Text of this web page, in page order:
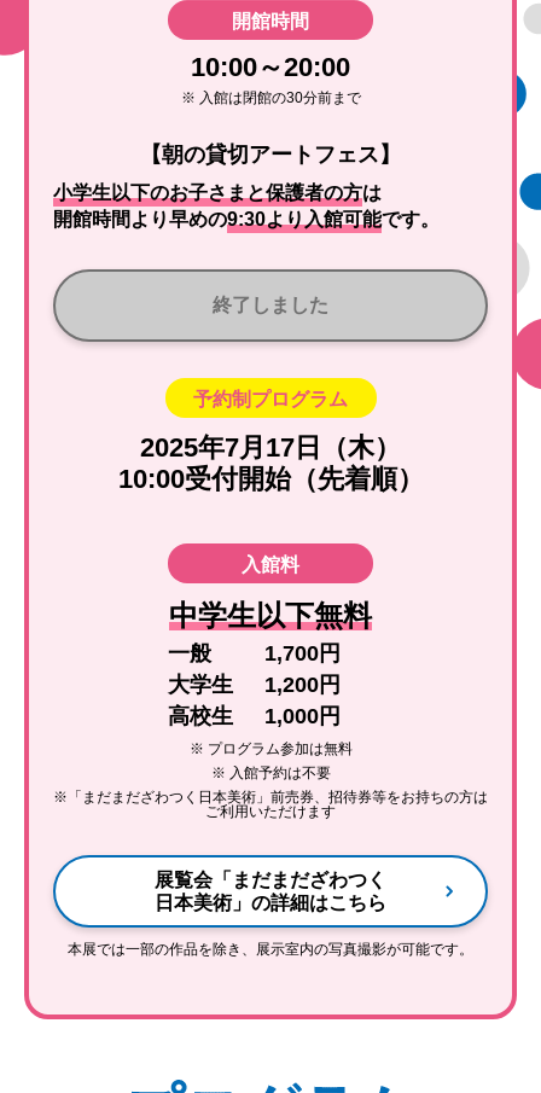
開館時間
10:00～20:00
※ 入館は閉館の30分前まで
【朝の貸切アートフェス】
小学生以下のお子さまと保護者の方は
開館時間より早めの9:30より入館可能です。
終了しました
予約制プログラム
2025年7月17日（木）
10:00受付開始（先着順）
入館料
中学生以下無料
一般
1,700円
大学生
1,200円
高校生
1,000円
※ プログラム参加は無料
※ 入館予約は不要
※「まだまだざわつく日本美術」前売券、招待券等をお持ちの方は
ご利用いただけます
展覧会「まだまだざわつく
日本美術」の詳細はこちら
本展では一部の作品を除き、展示室内の写真撮影が可能です。